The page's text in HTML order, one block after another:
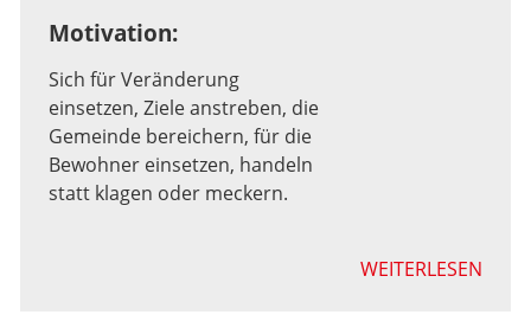
Motivation:
Sich für Veränderung
einsetzen, Ziele anstreben, die
Gemeinde bereichern, für die
Bewohner einsetzen, handeln
statt klagen oder meckern.
WEITERLESEN